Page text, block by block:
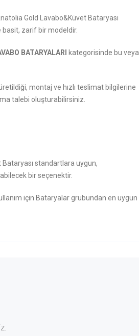
Gold Lavabo&Küvet Bataryası
basit, zarif bir modeldir.
BATARYALARI
kategorisinde bu veya
montaj ve hızlı teslimat bilgilerine
talebi oluşturabilirsiniz.
standartlara uygun,
bir seçenektir.
için Bataryalar grubundan en uygun